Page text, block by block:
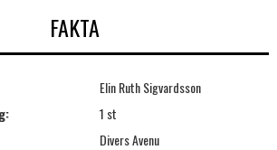
FAKTA
Elin Ruth Sigvardsson
1 st
Divers Avenu